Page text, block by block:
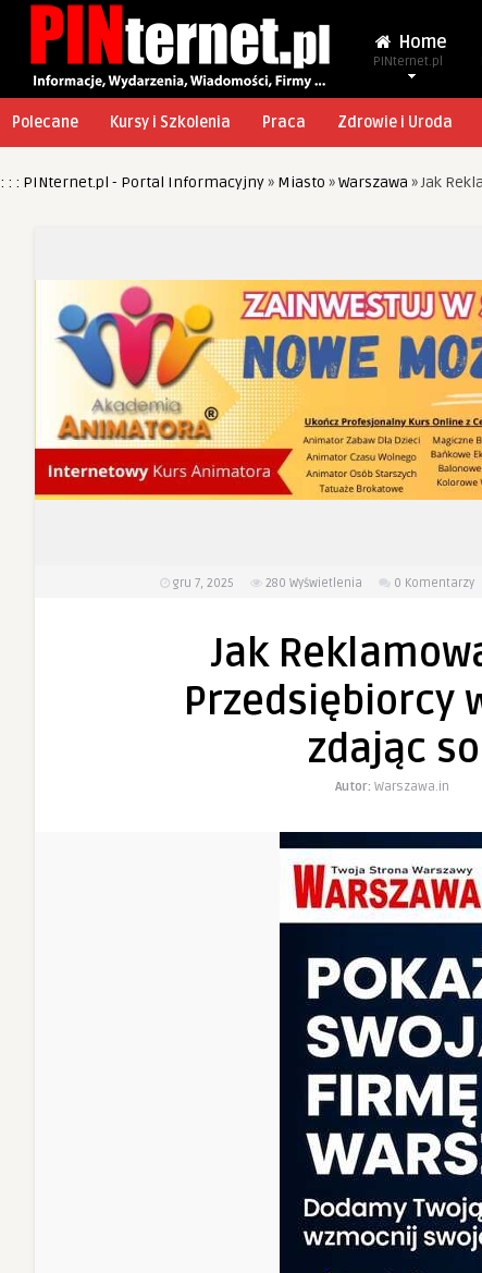
Home
PINternet.pl
Polecane Kursy i Szkolenia Praca Zdrowie i Uroda
: : : PINternet.pl - Portal Informacyjny» Miasto »Warszawa »Jak
gru 7, 2025 280 Wyświetlenia 0 Komentarzy
Jak
Przedsiębiorcy
zdając
Autor: Warszawa.in